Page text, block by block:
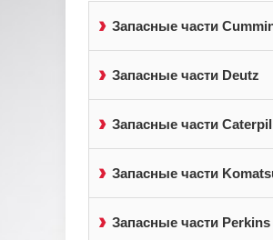
Запасные части
Запасные части Deutz
Запасные части
Запасные части
Запасные части Perkins